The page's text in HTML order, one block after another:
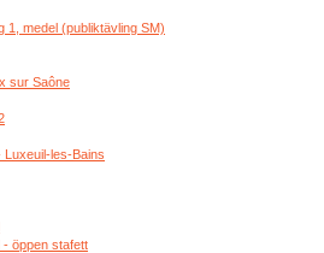
1, medel (publiktävling SM)
sur Saône
Luxeuil-les-Bains
- öppen stafett